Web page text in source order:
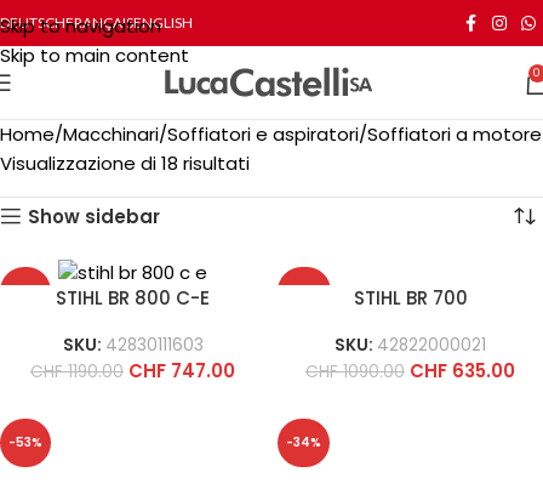
Skip to navigation
Skip to main content
DEUTSCHFRANÇAISENGLISH
0
Home Macchinari Soffiatori e aspiratori Soffiatori a motore
Visualizzazione di 18 risultati
Show sidebar
-37% STIHL BR 800 C-E
SKU: 42830111603
CHF1190.00 CHF 747.00
-42% STIHL BR 700
SKU: 42822000021
CHF1090.00 CHF 635.00
-53% -34%